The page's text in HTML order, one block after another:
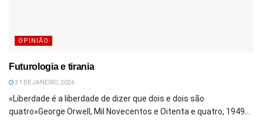
OPINIÃO
Futurologia e tirania
31 DE JANEIRO, 2026
«Liberdade é a liberdade de dizer que dois e dois são
quatro»George Orwell, Mil Novecentos e Oitenta e quatro, 1949...